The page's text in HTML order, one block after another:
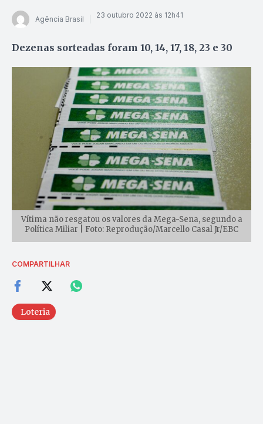
Agência Brasil 23 outubro 2022 às 12h41
Dezenas sorteadas foram 10, 14, 17, 18, 23 e 30
Vítima não resgatou os valores da Mega-Sena, segundo a
Política Miliar | Foto: Reprodução/Marcello Casal Jr/EBC
COMPARTILHAR
Loteria